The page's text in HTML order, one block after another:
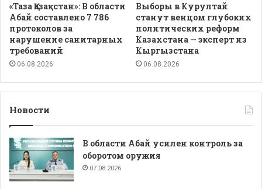
«Таза Қазақстан»: В области
Абай составлено 7 786
протоколов за
нарушение санитарных
требований
06.08.2026
Выборы в Курултай
станут венцом глубоких
политических реформ
Казахстана — эксперт из
Кыргызстана
06.08.2026
Новости
В области Абай усилен контроль за
оборотом оружия
07.08.2026